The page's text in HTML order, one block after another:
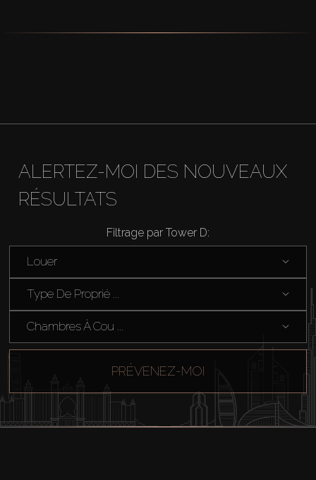
ALERTEZ-MOI DES NOUVEAUX
RÉSULTATS
Filtrage par Tower D:
Louer
Type De Proprié ...
Chambres À Cou ...
PRÉVENEZ-MOI